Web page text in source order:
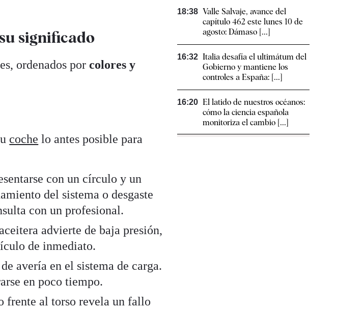
significado
ordenados porcolores y
coche lo antes posible para
con un círculo y un
del sistema o desgaste
con un profesional.
advierte de baja presión,
de inmediato.
avería en el sistema de carga.
en poco tiempo.
frente al torso revela un fallo
18:38 Valle Salvaje, avance del
capítulo 462 este lunes 10 de
agosto: Dámaso [...]
16:32 Italia desafía el ultimátum del
Gobierno y mantiene los
controles a España: [...]
16:20 El latido de nuestros océanos:
cómo la ciencia española
monitoriza el cambio [...]